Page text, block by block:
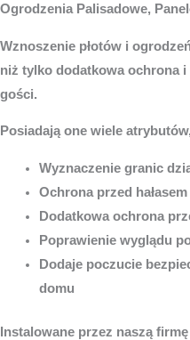
Ogrodzenia Palisadowe,
Wznoszenie płotów i
niż tylko dodatkowa ochrona
gości.
Posiadają one wiele
Wyznaczenie granic
Ochrona przed hałasem
Dodatkowa ochrona
Poprawienie wyglądu
Dodaje poczucie
domu
Instalowane przez naszą